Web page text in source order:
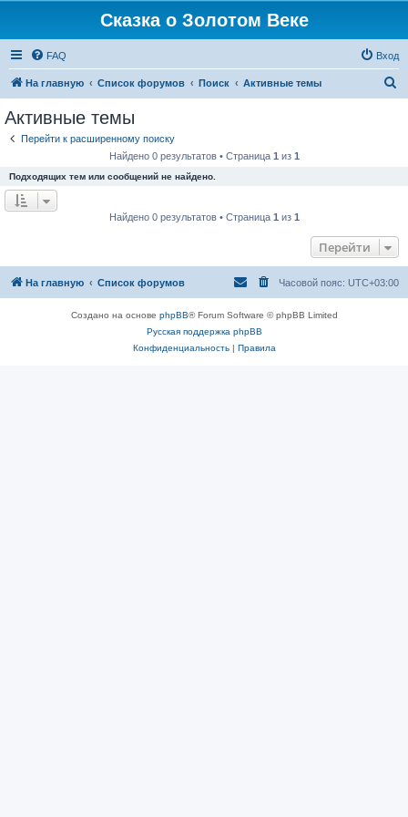
Сказка о Золотом Веке
FAQ Вход
На главную Список форумов Поиск Активные темы
Активные темы
Перейти к расширенному поиску
Найдено 0 результатов • Страница 1 из 1
Подходящих тем или сообщений не найдено.
Найдено 0 результатов • Страница 1 из 1
Перейти
На главную Список форумов Часовой пояс: UTC+03:00
Создано на основе phpBB® Forum Software © phpBB Limited
Русская поддержка phpBB
Конфиденциальность| Правила